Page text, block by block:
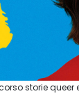
storie queer